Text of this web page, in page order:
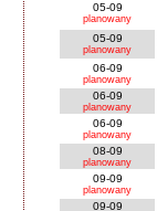
05-09
planowany
05-09
planowany
06-09
planowany
06-09
planowany
06-09
planowany
08-09
planowany
09-09
planowany
09-09